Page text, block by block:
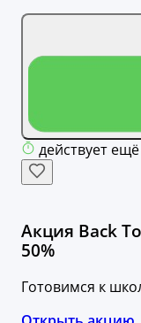
действует
Акция Back
50%
Готовимся к